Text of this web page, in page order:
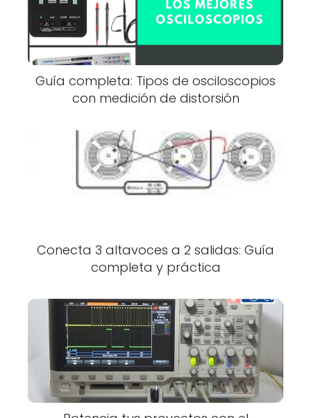
Guía completa: Tipos de osciloscopios
con medición de distorsión
Conecta 3 altavoces a 2 salidas: Guía
completa y práctica